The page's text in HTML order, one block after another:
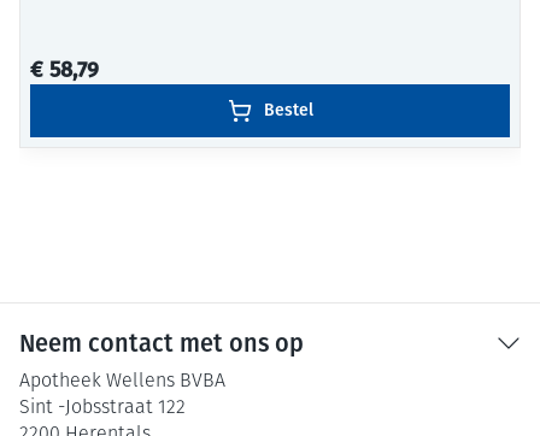
€ 58,79
Bestel
Neem contact met ons op
Apotheek Wellens BVBA
Sint -Jobsstraat 122